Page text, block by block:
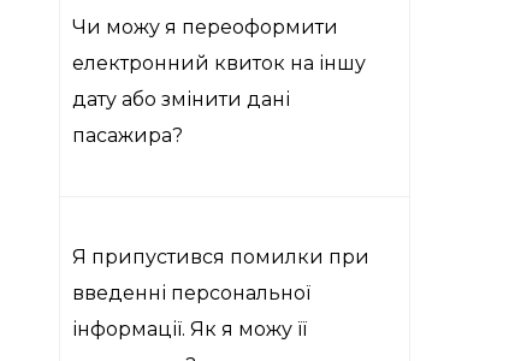
Чи можу я переоформити
електронний квиток на іншу
дату або змінити дані
пасажира?
Я припустився помилки при
введенні персональної
інформації. Як я можу її